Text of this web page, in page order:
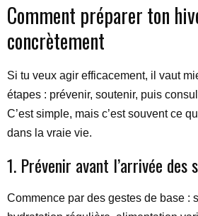
Comment préparer ton
concrètement
Si tu veux agir efficacement, il vaut
étapes : prévenir, soutenir, puis
C’est simple, mais c’est souvent ce
dans la vraie vie.
1. Prévenir avant l’arrivée des
Commence par des gestes de base :